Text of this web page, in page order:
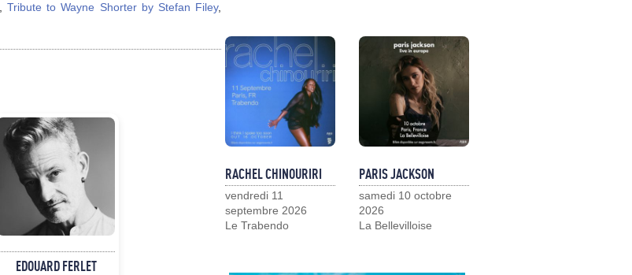
,Tribute to Wayne Shorter by Stefan Filey,
EDOUARD FERLET
RACHEL CHINOURIRI
vendredi 11
septembre 2026
Le Trabendo
PARIS JACKSON
samedi 10 octobre
2026
La Bellevilloise